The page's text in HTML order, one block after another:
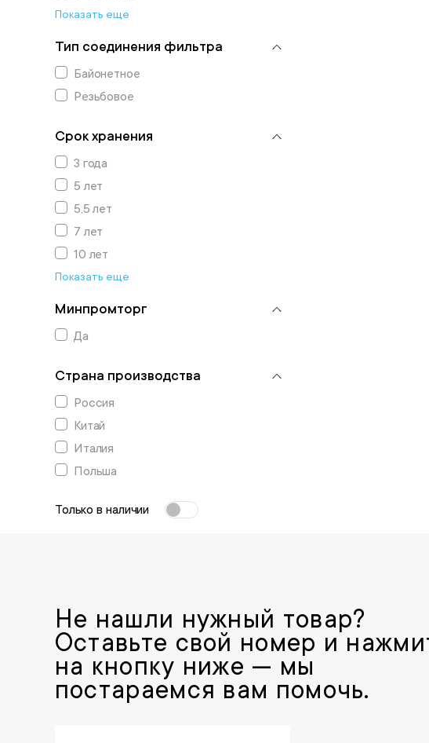
Показать еще
Тип соединения фильтра
Байонетное
Резьбовое
Срок хранения
3 года
5 лет
5,5 лет
7 лет
10 лет
Показать еще
Минпромторг
Да
Страна производства
Россия
Китай
Италия
Польша
Только в наличии
Не нашли нужный товар?
Оставьте свой номер и
на кнопку ниже — мы
постараемся вам помочь.